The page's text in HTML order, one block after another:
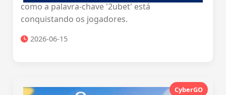
como a palavra-chave '2ubet' está
conquistando os jogadores.
2026-06-15
CyberGO